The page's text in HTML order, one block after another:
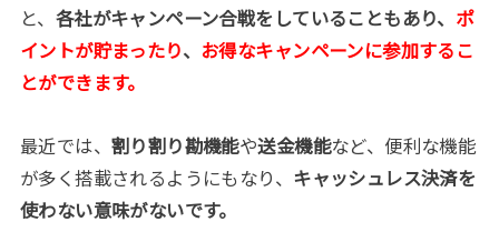
と、 各社がキャンペーン合戦をしていることもあり、 ポ
イントが貯まったり、 お得なキャンペーンに参加するこ
とができます。
最近では、 割り割り勘機能や送金機能など、便利な機能
が多く搭載されるようにもなり、 キャッシュレス決済を
使わない意味がないです。